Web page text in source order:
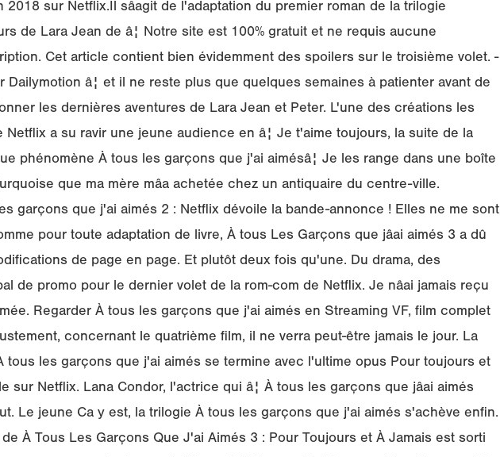
sur Netflix.Il sâagit de l'adaptation du premier roman de la trilogie
de Lara Jean de â¦ Notre site est 100% gratuit et ne requis aucune
Cet article contient bien évidemment des spoilers sur le troisième volet. -
Dailymotion â¦ et il ne reste plus que quelques semaines à patienter avant de
les dernières aventures de Lara Jean et Peter. L'une des créations les
Netflix a su ravir une jeune audience en â¦ Je t'aime toujours, la suite de la
phénomène À tous les garçons que j'ai aimésâ¦ Je les range dans une boîte
que ma mère mâa achetée chez un antiquaire du centre-ville.
garçons que j'ai aimés 2 : Netflix dévoile la bande-annonce ! Elles ne me sont
pour toute adaptation de livre, À tous Les Garçons que jâai aimés 3 a dû
de page en page. Et plutôt deux fois qu'une. Du drama, des
de promo pour le dernier volet de la rom-com de Netflix. Je nâai jamais reçu
Regarder À tous les garçons que j'ai aimés en Streaming VF, film complet
concernant le quatrième film, il ne verra peut-être jamais le jour. La
tous les garçons que j'ai aimés se termine avec l'ultime opus Pour toujours et
sur Netflix. Lana Condor, l'actrice qui â¦ À tous les garçons que jâai aimés
Le jeune Ca y est, la trilogie À tous les garçons que j'ai aimés s'achève enfin.
À Tous Les Garçons Que J'ai Aimés 3 : Pour Toujours et À Jamais est sorti